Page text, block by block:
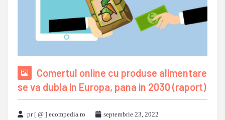
Comertul online cu produse alimentare
se va dubla in Europa, pana in 2030 (raport)
pr [ @ ] ecompedia ro
septembrie 23, 2022